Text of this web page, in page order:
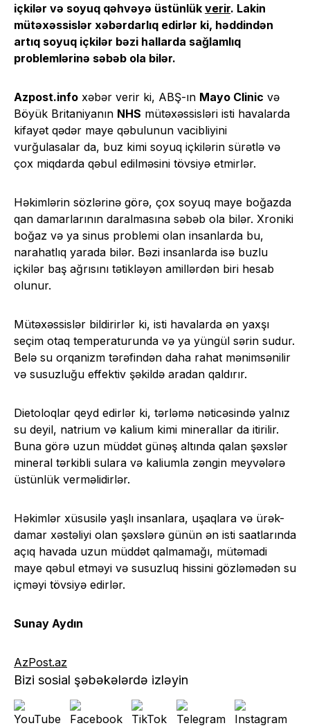
içkilər və soyuq qəhvəyə üstünlük verir. Lakin
mütəxəssislər xəbərdarlıq edirlər ki, həddindən
artıq soyuq içkilər bəzi hallarda sağlamlıq
problemlərinə səbəb ola bilər.
Azpost.info xəbər verir ki, ABŞ-ın Mayo Clinic və
Böyük Britaniyanın NHS mütəxəssisləri isti havalarda
kifayət qədər maye qəbulunun vacibliyini
vurğulasalar da, buz kimi soyuq içkilərin sürətlə və
çox miqdarda qəbul edilməsini tövsiyə etmirlər.
Həkimlərin sözlərinə görə, çox soyuq maye boğazda
qan damarlarının daralmasına səbəb ola bilər. Xroniki
boğaz və ya sinus problemi olan insanlarda bu,
narahatlıq yarada bilər. Bəzi insanlarda isə buzlu
içkilər baş ağrısını tətikləyən amillərdən biri hesab
olunur.
Mütəxəssislər bildirirlər ki, isti havalarda ən yaxşı
seçim otaq temperaturunda və ya yüngül sərin sudur.
Belə su orqanizm tərəfindən daha rahat mənimsənilir
və susuzluğu effektiv şəkildə aradan qaldırır.
Dietoloqlar qeyd edirlər ki, tərləmə nəticəsində yalnız
su deyil, natrium və kalium kimi minerallar da itirilir.
Buna görə uzun müddət günəş altında qalan şəxslər
mineral tərkibli sulara və kaliumla zəngin meyvələrə
üstünlük verməlidirlər.
Həkimlər xüsusilə yaşlı insanlara, uşaqlara və ürək-
damar xəstəliyi olan şəxslərə günün ən isti saatlarında
açıq havada uzun müddət qalmamağı, mütəmadi
maye qəbul etməyi və susuzluq hissini gözləmədən su
içməyi tövsiyə edirlər.
Sunay Aydın
AzPost.az
Bizi sosial şəbəkələrdə izləyin